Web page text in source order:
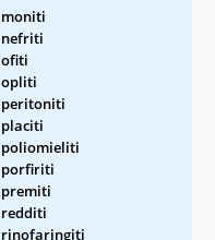
moniti
nefriti
ofiti
opliti
peritoniti
placiti
poliomieliti
porfiriti
premiti
redditi
rinofaringiti